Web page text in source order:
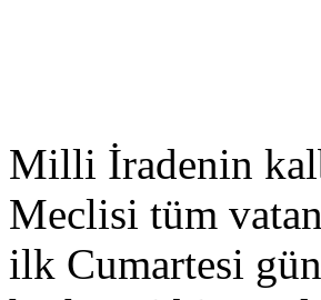
Milli İradenin
Meclisi tüm
ilk Cumartesi